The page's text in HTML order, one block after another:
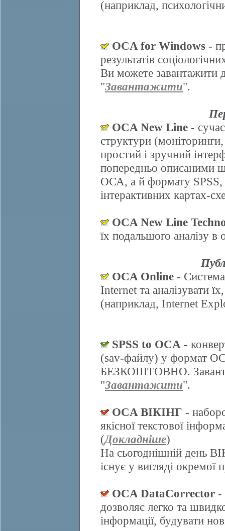
(наприклад,
OCA for Windows -
результатів
Ви можете завантажити
"Завантажити".
OCA New Line -
структури
простий і зручний
попередньо описаними
ОСА, а й формату SPSS,
інтерактивних картах-
OCA New Line
їх подальшого аналізу
OCA Online -
Internet та аналізувати
(наприклад, Internet
SPSS to OCA -
(sav-файлу) у формат
БЕЗКОШТОВНО.
"Завантажити".
OCA ВІКІНГ -
якісної текстової
(Докладніше)
На сьогоднішній день
існує у вигляді окремої
OCA DataCorrector -
дозволяє легко та
інформації, будувати